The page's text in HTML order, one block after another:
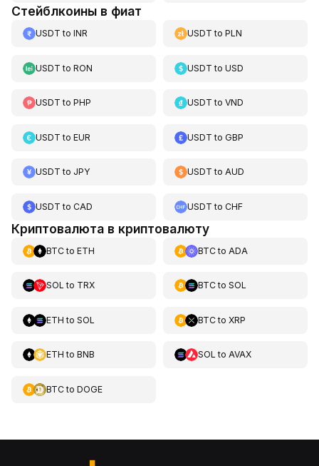
Стейблкоины в фиат
USDT to INR USDT toPLN
USDT to RON USDT toUSD
USDT to PHP USDT toVND
USDT to EUR USDT toGBP
USDT to JPY USDT toAUD
USDT to CAD USDT toCHF
Криптовалюта в криптовалюту
BTCto ETH BTCto ADA
SOL to TRX BTCto SOL
ETH to SOL BTCto XRP
ETH to BNB SOL to AVAX
BTCto DOGE